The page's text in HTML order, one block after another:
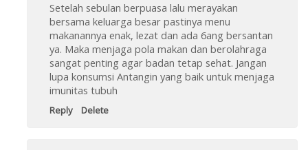
Setelah sebulan berpuasa lalu merayakan
bersama keluarga besar pastinya menu
makanannya enak, lezat dan ada 6ang bersantan
ya. Maka menjaga pola makan dan berolahraga
sangat penting agar badan tetap sehat. Jangan
lupa konsumsi Antangin yang baik untuk menjaga
imunitas tubuh
Reply Delete